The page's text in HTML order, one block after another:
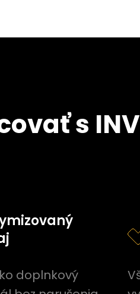
s
doplnkový